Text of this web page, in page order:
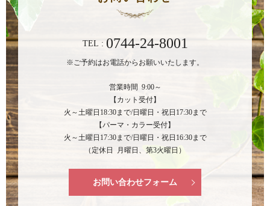
TEL : 0744-24-8001
※ご予約はお電話からお願いいたします。
営業時間 9:00～
【カット受付】
火～土曜日18:30まで/日曜日・祝日17:30まで
【パーマ・カラー受付】
火～土曜日17:30まで/日曜日・祝日16:30まで
（定休日 月曜日、第3火曜日）
お問い合わせフォーム